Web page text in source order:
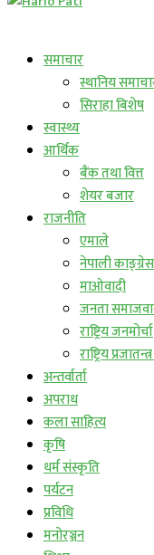
समाचार
स्थानिय
सिराहा बिशेष
स्वास्थ्य
आर्थिक
बैंक तथा वित्त
शेयर बजार
राजनीति
एमाले
नेपाली काङ्ग्रेस
माओवादी
जनता
राष्ट्रिय जनमोर्चा
राष्ट्रिय
अन्तर्वार्ता
अपराध
कला साहित्य
कृषि
धर्म संस्कृति
पर्यटन
प्रविधि
मनोरञ्जन